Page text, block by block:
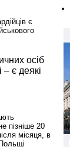
є
осіб
є деякі
пізніше 20
місяця, в
листопада